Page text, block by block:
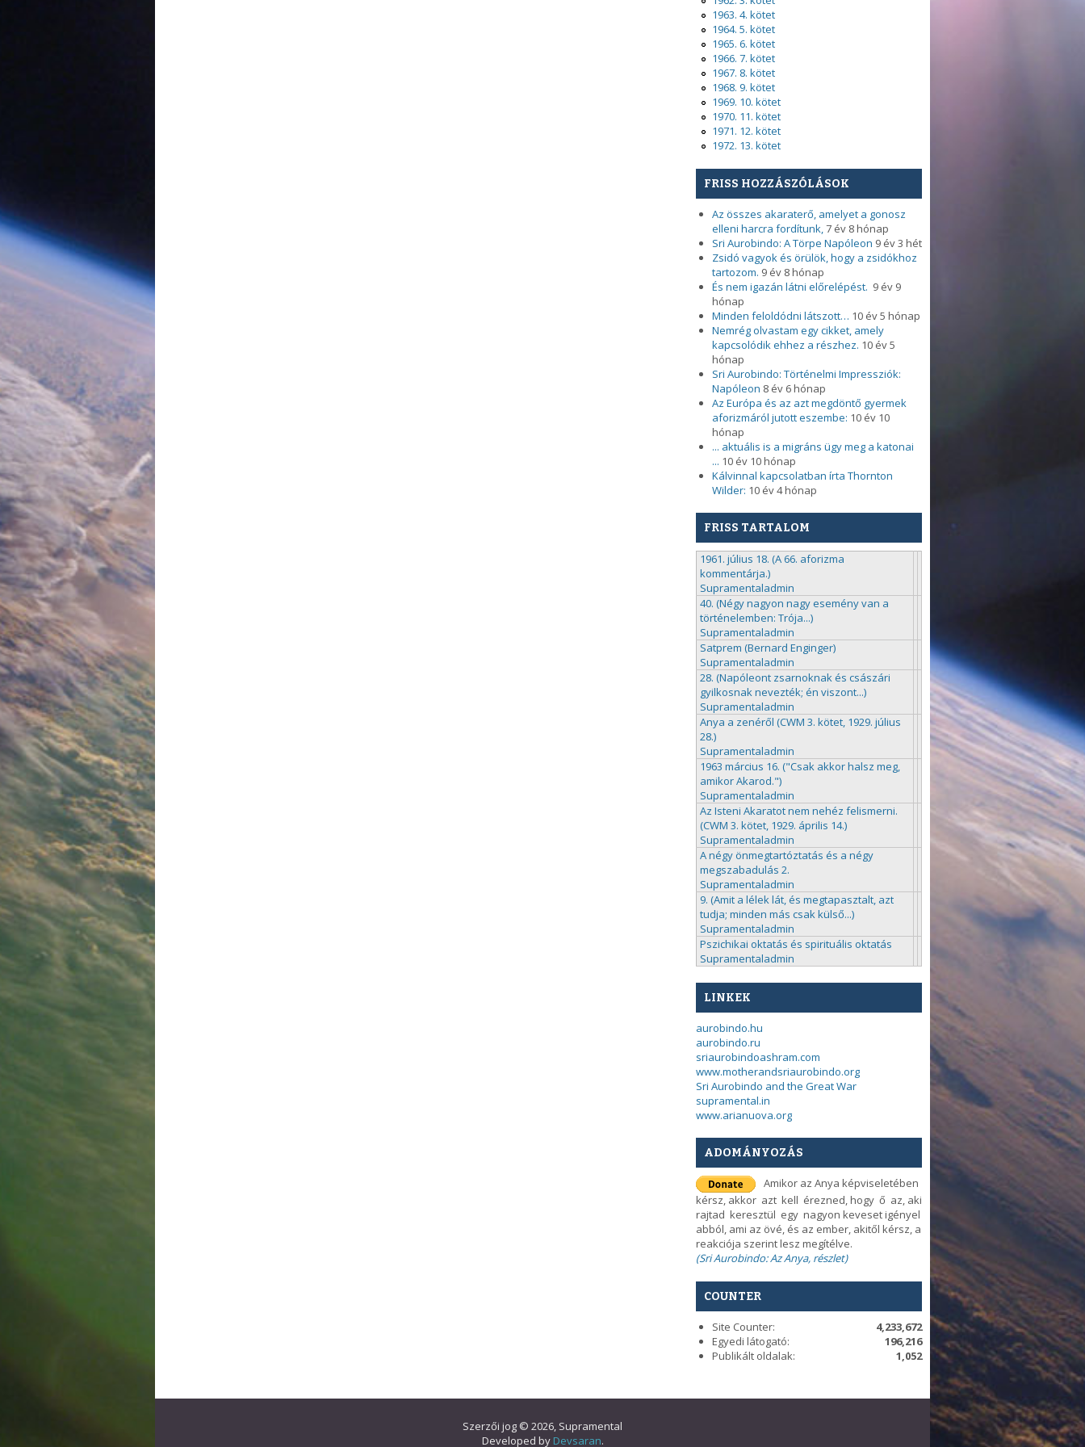
1963. 4. kötet
1964. 5. kötet
1965. 6. kötet
1966. 7. kötet
1967. 8. kötet
1968. 9. kötet
1969. 10. kötet
1970. 11. kötet
1971. 12. kötet
1972. 13. kötet
FRISS HOZZÁSZÓLÁSOK
Az összes akaraterő, amelyet a gonosz
elleni harcra fordítunk, 7 év 8 hónap
Sri Aurobindo: A Törpe Napóleon 9 év 3 hét
Zsidó vagyok és örülök, hogy a zsidókhoz
tartozom. 9 év 8 hónap
És nem igazán látni előrelépést. 9 év 9
hónap
Minden feloldódni látszott… 10 év 5 hónap
Nemrég olvastam egy cikket, amely
kapcsolódik ehhez a részhez. 10 év 5
hónap
Sri Aurobindo: Történelmi Impressziók:
Napóleon 8 év 6 hónap
Az Európa és az azt megdöntő gyermek
aforizmáról jutott eszembe: 10 év 10
hónap
... aktuális is a migráns ügy meg a katonai
... 10 év 10 hónap
Kálvinnal kapcsolatban írta Thornton
Wilder: 10 év 4 hónap
FRISS TARTALOM
1961. július 18. (A 66. aforizma
kommentárja.)
Supramentaladmin
40. (Négy nagyon nagy esemény van a
történelemben: Trója...)
Supramentaladmin
Satprem (Bernard Enginger)
Supramentaladmin
28. (Napóleont zsarnoknak és császári
gyilkosnak nevezték; én viszont...)
Supramentaladmin
Anya a zenéről (CWM 3. kötet, 1929. július
28.)
Supramentaladmin
1963 március 16. ("Csak akkor halsz meg,
amikor Akarod.")
Supramentaladmin
Az Isteni Akaratot nem nehéz felismerni.
(CWM 3. kötet, 1929. április 14.)
Supramentaladmin
A négy önmegtartóztatás és a négy
megszabadulás 2.
Supramentaladmin
9. (Amit a lélek lát, és megtapasztalt, azt
tudja; minden más csak külső...)
Supramentaladmin
Pszichikai oktatás és spirituális oktatás
Supramentaladmin
LINKEK
aurobindo.hu
aurobindo.ru
sriaurobindoashram.com
www.motherandsriaurobindo.org
Sri Aurobindo and the Great War
supramental.in
www.arianuova.org
ADOMÁNYOZÁS
Amikor az Anya képviseletében
kérsz, akkor azt kell érezned, hogy ő az, aki
rajtad keresztül egy nagyon keveset igényel
abból, ami az övé, és az ember, akitől kérsz, a
reakciója szerint lesz megítélve.
(Sri Aurobindo: Az Anya, részlet)
COUNTER
Site Counter:
4,233,672
Egyedi látogató:
196,216
Publikált oldalak:
1,052
Szerzői jog © 2026, Supramental
Developed by Devsaran.